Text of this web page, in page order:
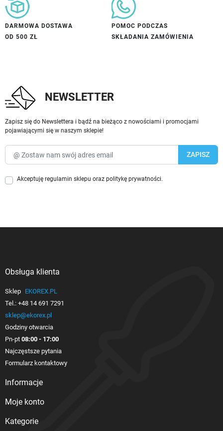
DARMOWA DOSTAWA
OD 500 ZŁ
POMOC PODCZAS
SKŁADANIA ZAMÓWIENIA
NEWSLETTER
Zapisz się do Newslettera i bądź na bieżąco z nowościami i promocjami
pojawiającymi się w naszym sklepie!
Akceptuję regulamin sklepu oraz politykę prywatności.
Obsługa klienta
Sklep EKOREX.PL
Tel.: +48 14 691 7291
sklep@ekorex.pl
Godziny otwarcia
Pn-pt 08:00 - 17:00
Najczęstsze pytania
Formularz kontaktowy
Informacje
Moje konto
Kategorie